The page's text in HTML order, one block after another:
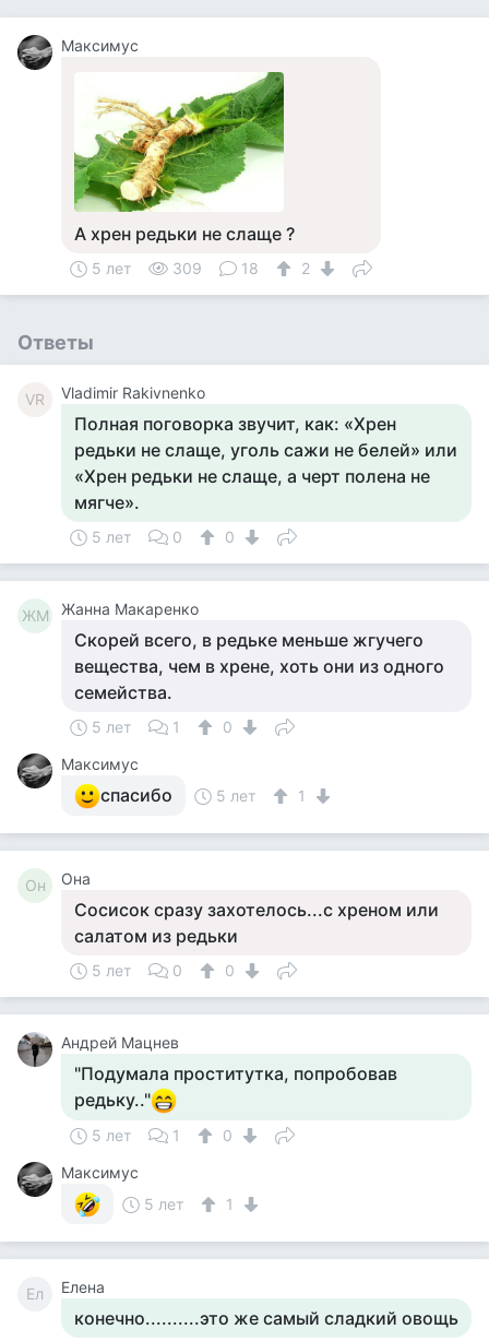
Максимус
А хрен редьки не слаще ?
5 лет 309 18 2
Ответы
VR Vladimir Rakivnenko
Полная поговорка звучит, как: «Хрен
редьки не слаще, уголь сажи не белей» или
«Хрен редьки не слаще, а черт полена не
мягче».
5 лет 0 0
ЖМ Жанна Макаренко
Скорей всего, в редьке меньше жгучего
вещества, чем в хрене, хоть они из одного
семейства.
5 лет 1
0
Максимус
спасибо 5 лет 1
Он Она
Сосисок сразу захотелось...с хреном или
салатом из редьки
5 лет 0 0
Андрей Мацнев
"Подумала проститутка, попробовав
редьку.."
5 лет 1
0
Максимус
5 лет
1
Ел Елена
конечно..........это же самый сладкий овощь